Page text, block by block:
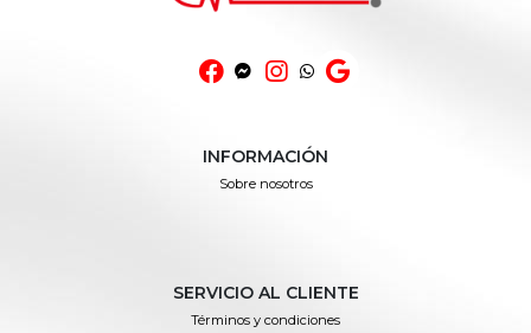
INFORMACIÓN
Sobre nosotros
SERVICIO AL CLIENTE
Términos y condiciones